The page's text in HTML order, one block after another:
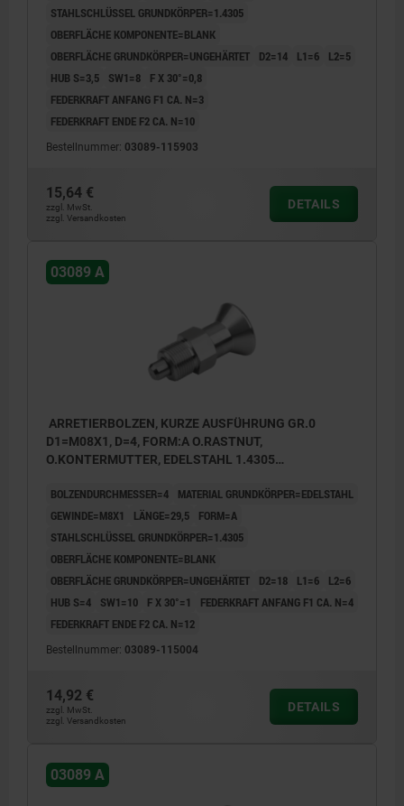
STAHLSCHLÜSSEL GRUNDKÖRPER=1.4305
OBERFLÄCHE KOMPONENTE=BLANK
OBERFLÄCHE GRUNDKÖRPER=UNGEHÄRTET
D2=14 L1=6
L2=5
HUB S=3,5
SW1=8
F X 30°=0,8
FEDERKRAFT ANFANG F1 CA. N=3
FEDERKRAFT ENDE F2 CA. N=10
Bestellnummer: 03089-115903
15,64 €
zzgl. MwSt.
zzgl. Versandkosten
DETAILS
03089 A
ARRETIERBOLZEN, KURZE AUSFÜHRUNG GR.0
D1=M08X1, D=4, FORM:A O.RASTNUT,
O.KONTERMUTTER, EDELSTAHL 1.4305
BOLZENDURCHMESSER=4
MATERIAL GRUNDKÖRPER=EDELSTAHL
GEWINDE=M8X1
LÄNGE=29,5
FORM=A
STAHLSCHLÜSSEL GRUNDKÖRPER=1.4305
OBERFLÄCHE KOMPONENTE=BLANK
OBERFLÄCHE GRUNDKÖRPER=UNGEHÄRTET
D2=18 L1=6
L2=6
HUB S=4
SW1=10 F X 30°=1
FEDERKRAFT ANFANG F1 CA. N=4
FEDERKRAFT ENDE F2 CA. N=12
Bestellnummer: 03089-115004
14,92 €
zzgl. MwSt.
zzgl. Versandkosten
DETAILS
03089 A